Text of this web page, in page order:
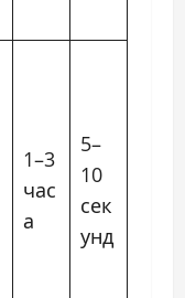
1–3
час
а
5–
10
сек
унд